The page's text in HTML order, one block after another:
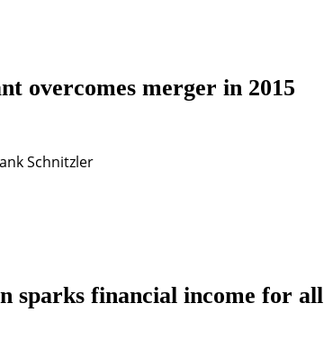
overcomes merger in 2015
Schnitzler
sparks financial income for all